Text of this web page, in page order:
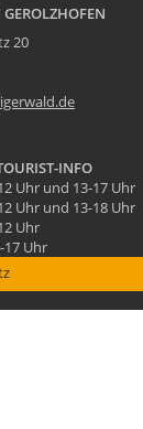
20
INFO
Uhr und 13-17 Uhr
Uhr und 13-18 Uhr
Uhr
17 Uhr